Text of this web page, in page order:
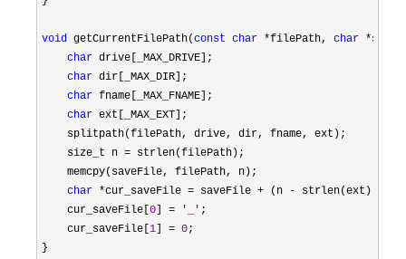
void getCurrentFilePath(const char *filePath, char *
char drive[_MAX_DRIVE];
char dir[_MAX_DIR];
char fname[_MAX_FNAME];
char ext[_MAX_EXT];
    splitpath(filePath, drive, dir, fname, ext);
    size_t n
= strlen(filePath);
    memcpy(saveFile, filePath, n);
char *cur_saveFile = saveFile + (n - strlen(ext));
    cur_saveFile[
0] = ' ' ;
    cur_saveFile[
1] = 0;
}